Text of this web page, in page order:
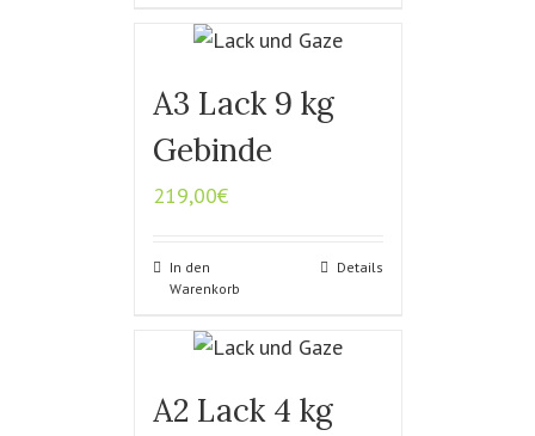
A3 Lack 9 kg
Gebinde
219,00€
In den
Warenkorb
Details
A2 Lack 4 kg